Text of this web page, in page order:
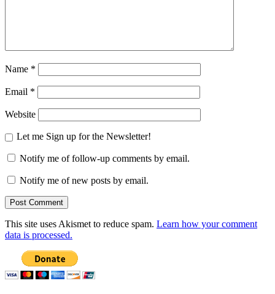
Name *
Email *
Website
Let me Sign up for the Newsletter!
Notify me of follow-up comments by email.
Notify me of new posts by email.
This site uses Akismet to reduce spam. Learn how your comment
data is processed.